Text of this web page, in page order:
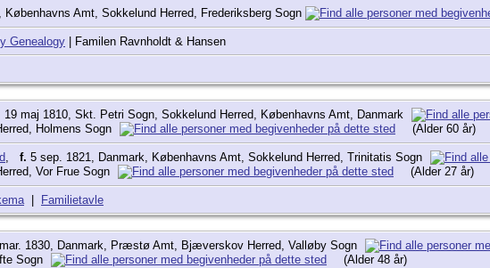
Københavns Amt, Sokkelund Herred, Frederiksberg Sogn
Genealogy | Familen Ravnholdt & Hansen
19 maj 1810, Skt. Petri Sogn, Sokkelund Herred, Københavns Amt, Danmark
Holmens Sogn
(Alder 60 år)
, f. 5 sep. 1821, Danmark, Københavns Amt, Sokkelund Herred, Trinitatis Sogn
Vor Frue Sogn
(Alder 27 år)
| Familietavle
1830, Danmark, Præstø Amt, Bjæverskov Herred, Valløby Sogn
Sogn
(Alder 48 år)